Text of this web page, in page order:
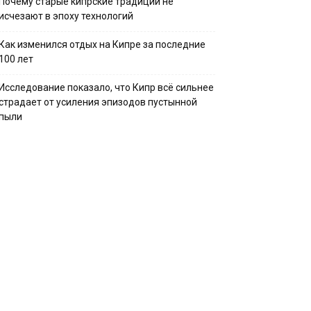
в эпоху технологий
изменился отдых на Кипре за последние
лет
показало, что Кипр всё сильнее
от усиления эпизодов пустынной